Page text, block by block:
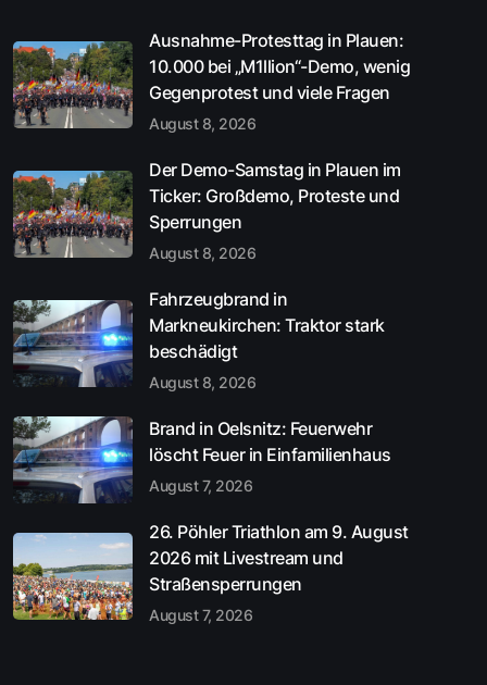
Ausnahme-Protesttag in Plauen:
10.000 bei „M1llion“-Demo, wenig
Gegenprotest und viele Fragen
August 8, 2026
Der Demo-Samstag in Plauen im
Ticker: Großdemo, Proteste und
Sperrungen
August 8, 2026
Fahrzeugbrand in
Markneukirchen: Traktor stark
beschädigt
August 8, 2026
Brand in Oelsnitz: Feuerwehr
löscht Feuer in Einfamilienhaus
August 7, 2026
26. Pöhler Triathlon am 9. August
2026 mit Livestream und
Straßensperrungen
August 7, 2026